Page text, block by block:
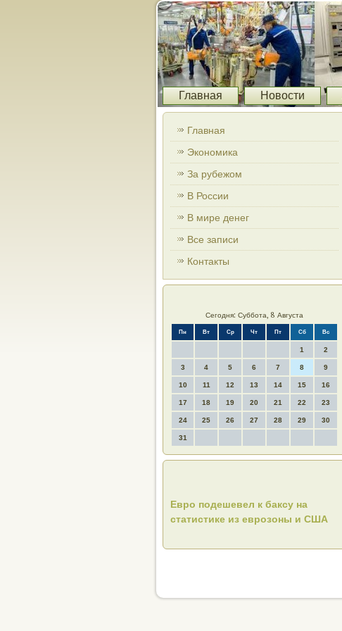
Главная Новости
Главная
Экономика
За рубежом
В России
В мире денег
Все записи
Контакты
Сегодня: Суббота, 8 Августа
Пн Вт Ср Чт Пт Сб Вс
1 2
3 4 5 6 7 8 9
10 11 12 13 14 15 16
17 18 19 20 21 22 23
24 25 26 27 28 29 30
31
Евро подешевел к баксу на
статистике из еврозоны и США